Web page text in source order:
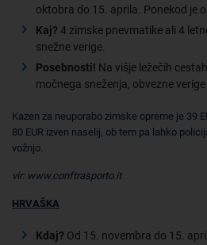
oktobra do 15. aprila. Ponekod je
Kaj? 4 zimske pnevmatike ali 4
snežne verige.
Posebnosti! Na višje ležečih
močnega sneženja, obvezne
Kazen za neuporabo zimske opreme je 39
80 EUR izven naselij, ob tem pa lahko
vožnjo.
vir: www.conftrasporto.it
HRVAŠKA
Kdaj? Od 15. novembra do 15.